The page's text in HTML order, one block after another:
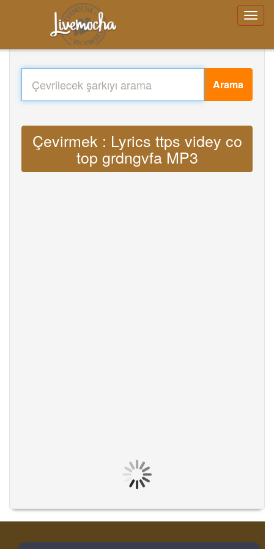
Arama
Çevirmek : Lyrics ttps videy co
top grdngvfa MP3